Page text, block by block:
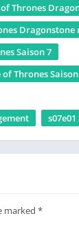
Thrones
Saison 7
of Thrones
marked *